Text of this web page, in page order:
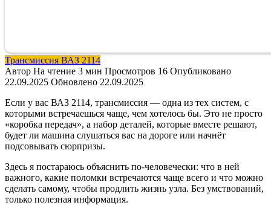
Трансмиссия ВАЗ 2114
Автор На чтение 3 мин Просмотров 16 Опубликовано
22.09.2025 Обновлено 22.09.2025
Если у вас ВАЗ 2114, трансмиссия — одна из тех систем, с
которыми встречаешься чаще, чем хотелось бы. Это не просто
«коробка передач», а набор деталей, которые вместе решают,
будет ли машина слушаться вас на дороге или начнёт
подсовывать сюрпризы.
Здесь я постараюсь объяснить по-человечески: что в ней
важного, какие поломки встречаются чаще всего и что можно
сделать самому, чтобы продлить жизнь узла. Без умствований,
только полезная информация.